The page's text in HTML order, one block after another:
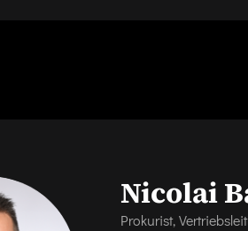
Nicolai
Prokurist,